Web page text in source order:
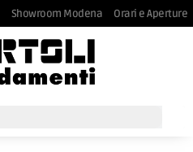
Showroom Modena Orari e Aperture